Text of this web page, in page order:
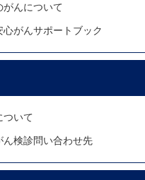
がんについて
心がんサポートブック
ついて
ん検診問い合わせ先